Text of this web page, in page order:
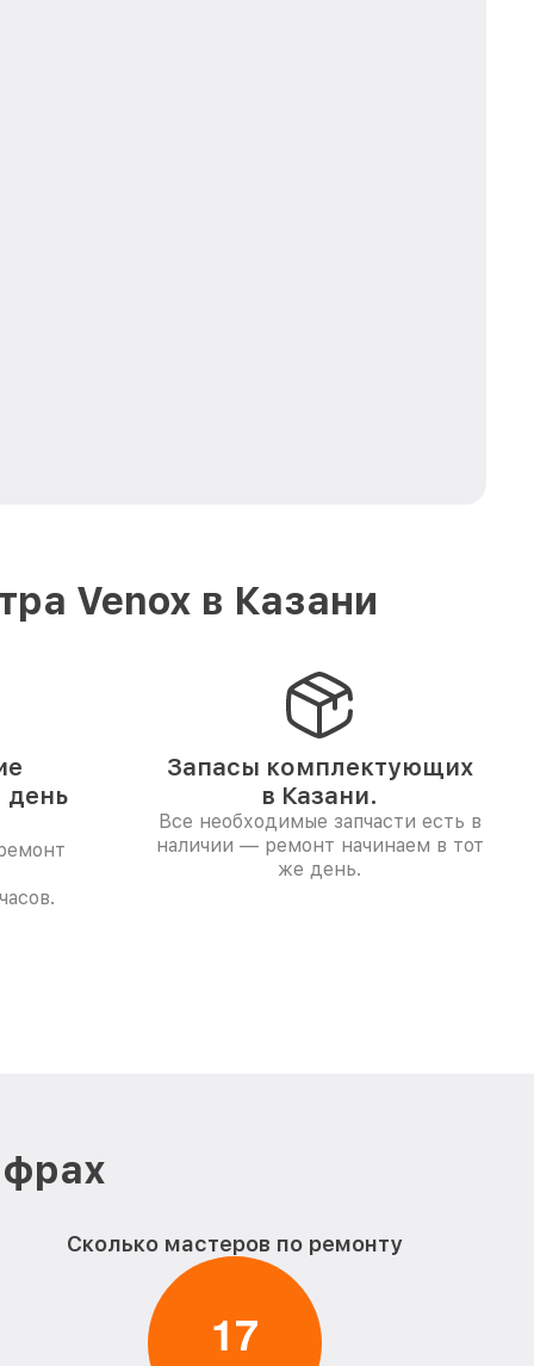
Venox в Казани
день
Запасы комплектующих
в Казани.
Все необходимые запчасти есть в
наличии — ремонт начинаем в тот
же день.
Сколько мастеров по ремонту
17